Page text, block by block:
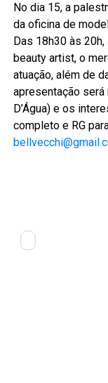
No dia 15, a
da oficina de
Das 18h30 às
beauty artist, o
atuação, além de
apresentação será
D’Água) e os
completo e RG